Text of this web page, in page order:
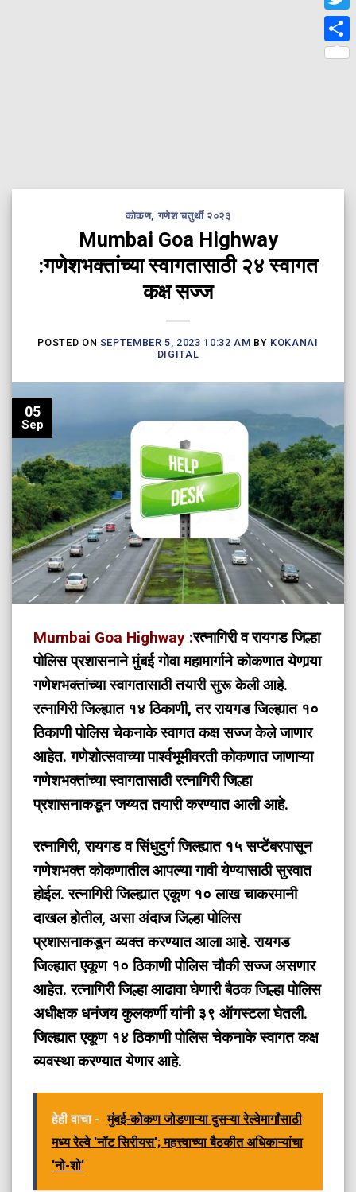
कोकण, गणेश चतुर्थी २०२३
Mumbai Goa Highway
:गणेशभक्तांच्या स्वागतासाठी २४ स्वागत
कक्ष सज्ज
POSTED ON SEPTEMBER 5, 2023 10:32 AM BY KOKANAI
DIGITAL
05
Sep
Mumbai Goa Highway :रत्नागिरी व रायगड जिल्हा
पोलिस प्रशासनाने मुंबई गोवा महामार्गाने कोकणात येणार्‍या
गणेशभक्तांच्या स्वागतासाठी तयारी सुरू केली आहे.
रत्नागिरी जिल्ह्यात १४ ठिकाणी, तर रायगड जिल्ह्यात १०
ठिकाणी पोलिस चेकनाके स्वागत कक्ष सज्ज केले जाणार
आहेत. गणेशोत्सवाच्या पार्श्वभूमीवरती कोकणात जाणाऱ्या
गणेशभक्तांच्या स्वागतासाठी रत्नागिरी जिल्हा
प्रशासनाकडून जय्यत तयारी करण्यात आली आहे.
रत्नागिरी, रायगड व सिंधुदुर्ग जिल्ह्यात १५ सप्टेंबरपासून
गणेशभक्त कोकणातील आपल्या गावी येण्यासाठी सुरवात
होईल. रत्नागिरी जिल्ह्यात एकूण १० लाख चाकरमानी
दाखल होतील, असा अंदाज जिल्हा पोलिस
प्रशासनाकडून व्यक्त करण्यात आला आहे. रायगड
जिल्ह्यात एकूण १० ठिकाणी पोलिस चौकी सज्ज असणार
आहेत. रत्नागिरी जिल्हा आढावा घेणारी बैठक जिल्हा पोलिस
अधीक्षक धनंजय कुलकर्णी यांनी ३९ ऑगस्टला घेतली.
जिल्ह्यात एकूण १४ ठिकाणी पोलिस चेकनाके स्वागत कक्ष
व्यवस्था करण्यात येणार आहे.
हेही वाचा - मुंबई-कोकण जोडणाऱ्या दुसऱ्या रेल्वेमार्गांसाठी
मध्य रेल्वे 'नॉट सिरीयस'; महत्त्वाच्या बैठकीत अधिकाऱ्यांचा
'नो-शो'